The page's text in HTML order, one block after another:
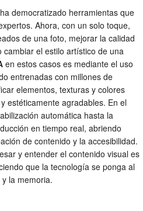
democratizado herramientas que
Ahora, con un solo toque,
de una foto, mejorar la calidad
el estilo artístico de una
en estos casos es mediante el uso
entrenadas con millones de
elementos, texturas y colores
estéticamente agradables. En el
automática hasta la
en tiempo real, abriendo
de contenido y la accesibilidad.
y entender el contenido visual es
que la tecnología se ponga al
la memoria.